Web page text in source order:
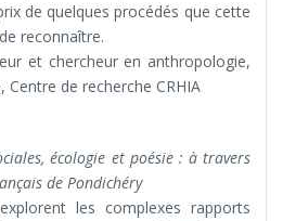
de quelques procédés que cette
reconnaître.
et chercheur en anthropologie,
Centre de recherche CRHIA
écologie et poésie : à travers
de Pondichéry
les complexes rapports